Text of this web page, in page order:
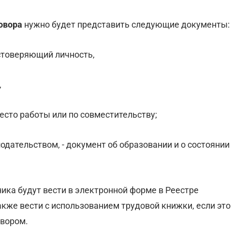
нужно будет представить следующие документы:
личность,
работы или по совместительству;
- документ об образовании и о состоянии
будут вести в электронной форме в Реестре
вести с использованием трудовой книжки, если это